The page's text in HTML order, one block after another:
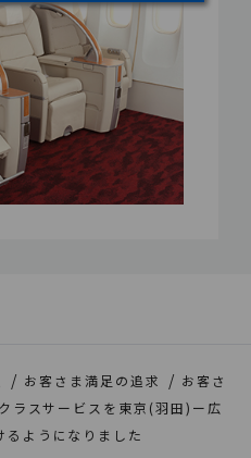
お客さま満足の追求
お客さ
ラスサービスを東京(羽田)ー広
ようになりました